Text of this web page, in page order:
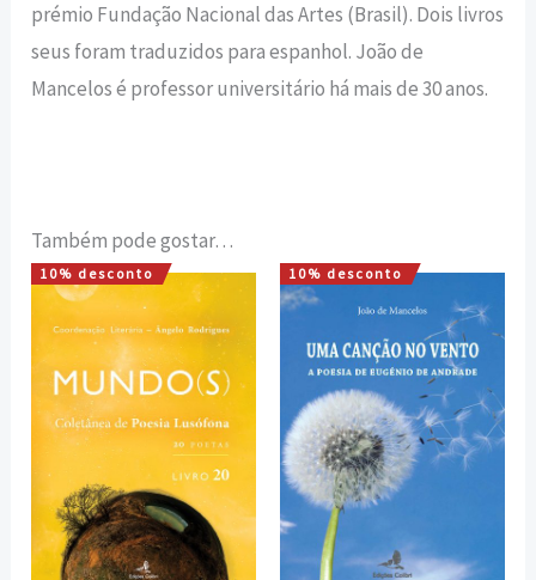
prémio Fundação Nacional das Artes (Brasil). Dois livros
seus foram traduzidos para espanhol. João de
Mancelos é professor universitário há mais de 30 anos.
Também pode gostar…
10% desconto
O
preço
original
era:
13,50 €.
O
preço
atual
é:
12,15 €.
10% desconto
O
preço
era:
12,00 €.
O
preço
atual
é:
10,80 €.